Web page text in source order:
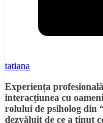
tatiana
Experiența profesională
interacțiunea cu
rolului de psiholog din
dezvăluit de ce a ținut